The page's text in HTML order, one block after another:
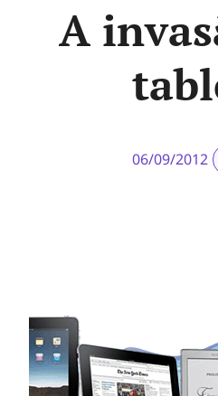
A
06/09/2012